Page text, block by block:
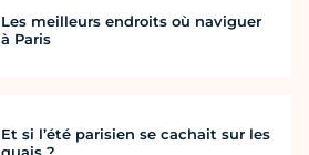
Les meilleurs endroits où naviguer
à Paris
Et si l’été parisien se cachait sur les